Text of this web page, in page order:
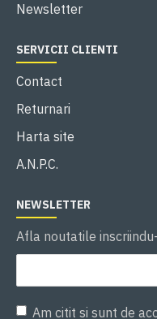
Newsletter
SERVICII CLIENTI
Contact
Returnari
Harta site
A.N.P.C.
NEWSLETTER
Afla noutatile
Am citit si sunt de